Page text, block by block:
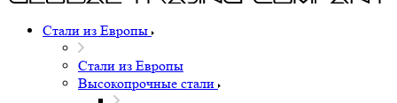
Стали из Европы
Стали из Европы
Высокопрочные стали